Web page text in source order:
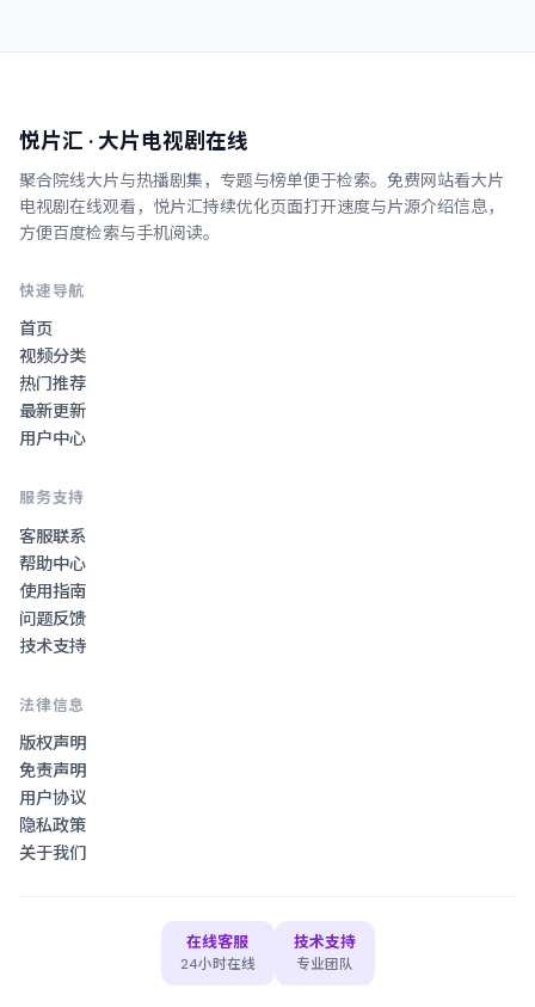
悦片汇 · 大片电视剧在线
聚合院线大片与热播剧集，专题与榜单便于检索。 免费网站看大片
电视剧在线观看 ， 悦片汇持续优化页面打开速度与片源介绍信息，
方便百度检索与手机阅读。
快速导航
首页
视频分类
热门推荐
最新更新
用户中心
服务支持
客服联系
帮助中心
使用指南
问题反馈
技术支持
法律信息
版权声明
免责声明
用户协议
隐私政策
关于我们
在线客服
24小时在线
技术支持
专业团队